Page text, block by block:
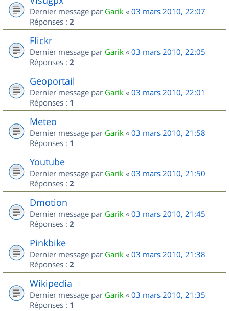
Dernier message par Garik « 03 mars 2010, 22:07
Réponses : 2
Flickr
Dernier message par Garik « 03 mars 2010, 22:05
Réponses : 2
Geoportail
Dernier message par Garik « 03 mars 2010, 22:01
Réponses : 1
Meteo
Dernier message par Garik « 03 mars 2010, 21:58
Réponses : 1
Youtube
Dernier message par Garik « 03 mars 2010, 21:50
Réponses : 2
Dmotion
Dernier message par Garik « 03 mars 2010, 21:45
Réponses : 2
Pinkbike
Dernier message par Garik « 03 mars 2010, 21:38
Réponses : 2
Wikipedia
Dernier message par Garik « 03 mars 2010, 21:35
Réponses : 1